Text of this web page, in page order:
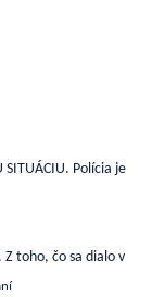
Polícia je
toho, čo sa dialo v